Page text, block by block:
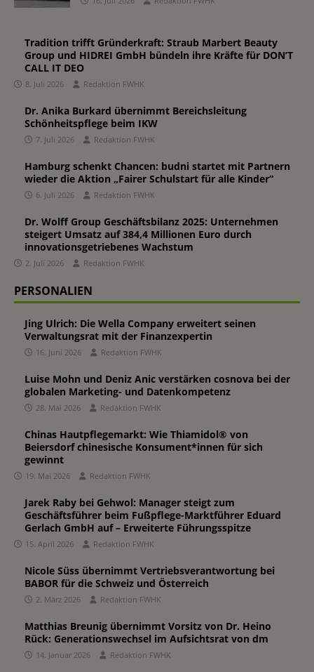
Tradition trifft Gründerkraft: Straub Marbert Beauty
Group und HIDREI GmbH bündeln ihre Kräfte für DON’T
CALL IT DEO
8. Juli 2026 Redaktion FWHK
Dr. Anika Burkard übernimmt Bereichsleitung
Schönheitspflege beim IKW
7. Juli 2026 Redaktion FWHK
Hamburg schenkt Chancen: budni startet mit Partnern
wieder die Aktion „Fairer Schulstart für alle Kinder“
6. Juli 2026 Redaktion FWHK
Dr. Wolff Group Geschäftsbilanz 2025: Unternehmen
steigert Umsatz auf 384,4 Millionen Euro durch
innovationsgetriebenes Wachstum
2. Juli 2026 Redaktion FWHK
PERSONALIEN
Jing Ulrich: Die Wella Company erweitert seinen
Verwaltungsrat mit der Finanzexpertin
16. Juni 2026 Redaktion FWHK
Luise Mohn und Deniz Anic verstärken cosnova bei der
globalen Marketing- und Datenkompetenz
28. Mai 2026 Redaktion FWHK
Chinas Hautpflegemarkt: Wie Thiamidol® von
Beiersdorf chinesische Konsument*innen für sich
gewinnt
19. Mai 2026 Redaktion FWHK
Jarek Raby bei Gehwol: Manager steigt zum
Geschäftsführer beim Fußpflege-Marktführer Eduard
Gerlach GmbH auf – Erweiterte Führungsspitze
15. April 2026 Redaktion FWHK
Nicole Süss übernimmt Vertriebsverantwortung bei
BABOR für die Schweiz und Österreich
2. März 2026 Redaktion FWHK
Matthias Breunig übernimmt Vorsitz von Dr. Heino
Rück: Generationswechsel im Aufsichtsrat von dm
14. Januar 2026 Redaktion FWHK